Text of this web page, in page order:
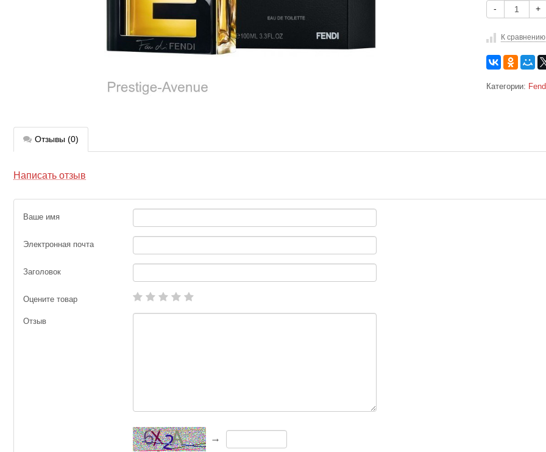
- +
К сравнению
Категории:
Отзывы (0)
Написать отзыв
Ваше имя
Электронная почта
Заголовок
Оцените товар
Отзыв
→